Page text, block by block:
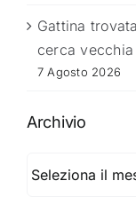
Gattina
cerca
7 Agosto 2026
Archivio